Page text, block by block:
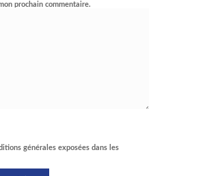
prochain commentaire.
générales exposées dans les